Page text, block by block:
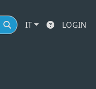
IT LOGIN